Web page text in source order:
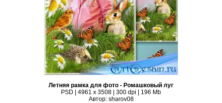
Летняя рамка для фото - Ромашковый луг
PSD | 4961 х 3508 | 300 dpi | 196 Mb
Автор: sharov08